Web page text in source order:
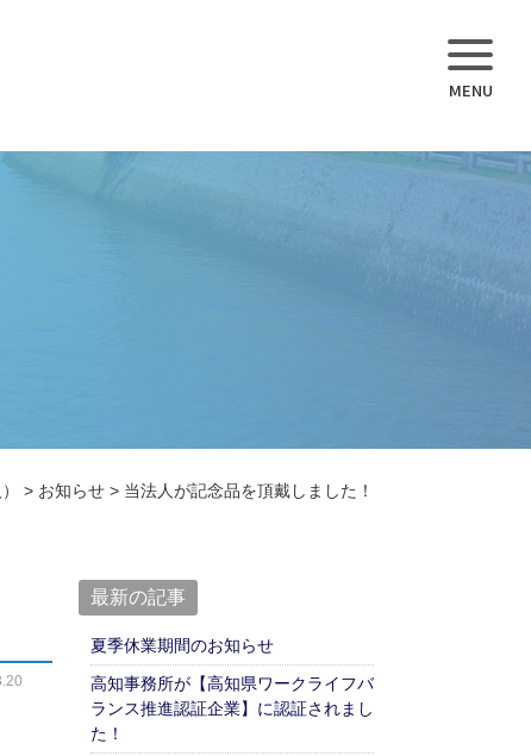
> お知らせ > 当法人が記念品を頂戴しました！
最新の記事
夏季休業期間のお知らせ
高知事務所が【高知県ワークライフバ
ランス推進認証企業】に認証されまし
た！